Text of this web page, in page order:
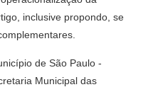
inclusive propondo, se
de São Paulo -
Municipal das